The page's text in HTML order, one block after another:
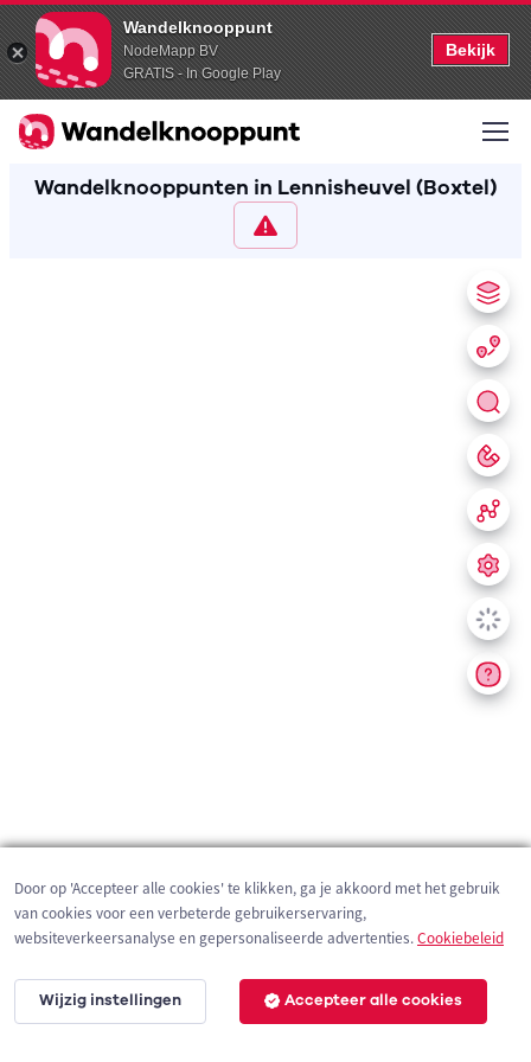
Wandelknooppunt
NodeMapp BV
GRATIS - In Google Play
Bekijk
Wandelknooppunten in Lennisheuvel (Boxtel)
200 m
Door op 'Accepteer alle cookies' te klikken, ga je akkoord met het gebruik
van cookies voor een verbeterde gebruikerservaring,
websiteverkeersanalyse en gepersonaliseerde advertenties.Cookiebeleid
Wijzig instellingen Accepteer alle cookies